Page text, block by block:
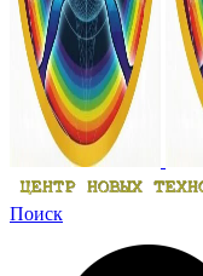
Поиск